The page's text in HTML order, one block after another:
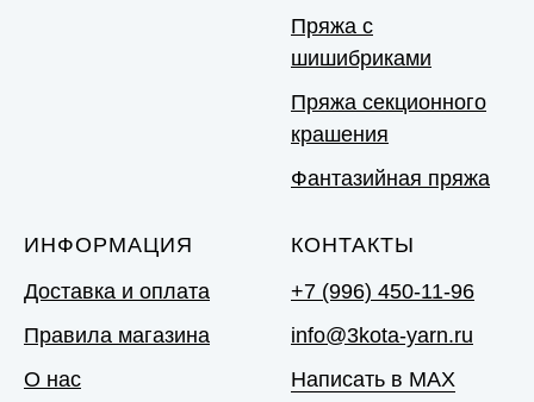
Пряжа с
шишибриками
Пряжа секционного
крашения
Фантазийная пряжа
ИНФОРМАЦИЯ
Доставка и оплата
Правила магазина
О нас
КОНТАКТЫ
+7 (996) 450-11-96
info@3kota-yarn.ru
Написать в MAX